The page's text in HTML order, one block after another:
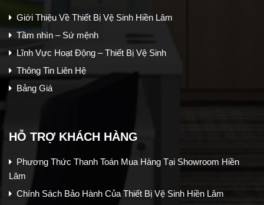
Giới Thiệu Về Thiết Bị Vệ Sinh Hiền Lâm
Tầm nhìn – Sứ mệnh
Lĩnh Vực Hoạt Động – Thiết Bị Vệ Sinh
Thông Tin Liên Hệ
Bảng Giá
HỖ TRỢ KHÁCH HÀNG
Phương Thức Thanh Toán Mua Hàng Tại Showroom Hiền
Lâm
Chính Sách Bảo Hành Của Thiết Bị Vệ Sinh Hiền Lâm